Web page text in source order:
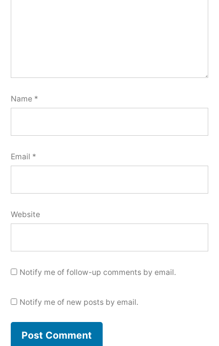
Name *
Email *
Website
Notify me of follow-up comments by email.
Notify me of new posts by email.